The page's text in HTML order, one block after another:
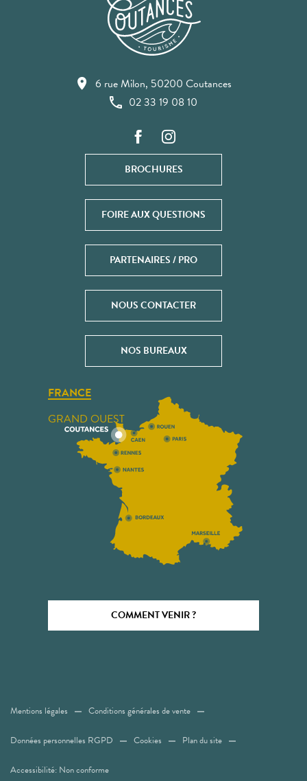
6 rue Milon, 50200 Coutances
02 33 19 08 10
BROCHURES
FOIRE AUX QUESTIONS
PARTENAIRES / PRO
NOUS CONTACTER
NOS BUREAUX
FRANCE
GRAND OUEST
COMMENT VENIR ?
Mentions légales Conditions générales de vente
Données personnelles RGPD Cookies Plan du site
Accessibilité: Non conforme